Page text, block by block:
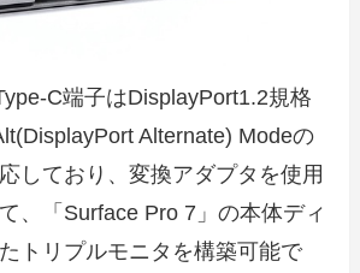
C端子はDisplayPort1.2規格
Alternate) Modeの
しており、変換アダプタを使用
、「Surface Pro 7」の本体ディ
トリプルモニタを構築可能で